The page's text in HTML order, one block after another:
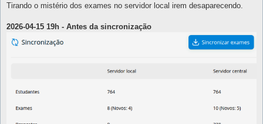
Tirando o mistério dos exames no servidor local irem desaparecendo.
2026-04-15 19h - Antes da sincronização